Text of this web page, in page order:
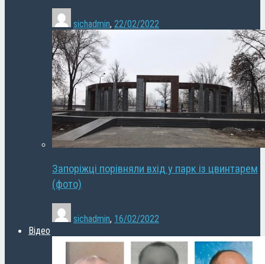
sichadmin, 22/02/2022
Запоріжці порівняли вхід у парк із цвинтарем
(фото)
sichadmin, 16/02/2022
Відео